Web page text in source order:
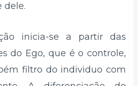
dele.
inicia-se a partir das
do Ego, que é o controle,
filtro do individuo com